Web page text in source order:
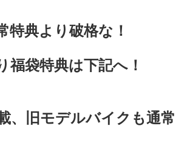
特典より破格な！
福袋特典は下記へ！
、旧モデルバイクも通常